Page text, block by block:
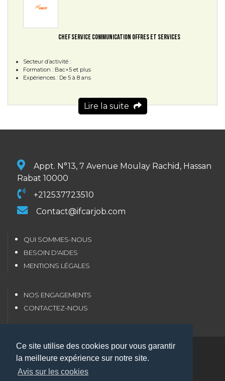
Ce site utilise des cookies pour vous garantir
la meilleure expérience sur notre site.
Avis sur les cookies
CHEF SERVICE COMMUNICATION OFFRES ET SERVICES
Secteur d’activité :
Formation : Bac+5 et plus
Expériences : De 5 à 8 ans
Lire la suite
Appt. N°13, 7 Avenue Moulay Rachid, Hassan
Rabat 10000
+212537723510
Contact@ifcarjob.com
QUI SOMMES-NOUS
BESOIN D'AIDES
MENTIONS LÉGALES
NOS ENGAGEMENTS
CONTACTEZ-NOUS
Copyright 2026 IFCARJOB.all rights reserved
JOB COACHING